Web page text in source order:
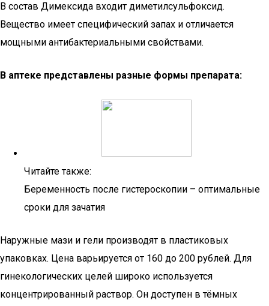
В состав Димексида входит диметилсульфоксид.
Вещество имеет специфический запах и отличается
мощными антибактериальными свойствами.
В аптеке представлены разные формы препарата:
Читайте также:
Беременность после гистероскопии – оптимальные
сроки для зачатия
Наружные мази и гели производят в пластиковых
упаковках. Цена варьируется от 160 до 200 рублей. Для
гинекологических целей широко используется
концентрированный раствор. Он доступен в тёмных